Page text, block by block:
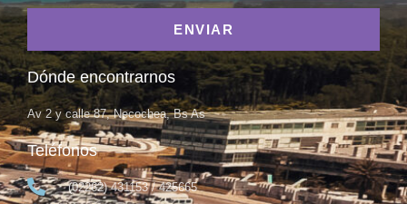
ENVIAR
Dónde encontrarnos
Av 2 y calle 87, Necochea, Bs As
Teléfonos
(02262) 431153 / 425665